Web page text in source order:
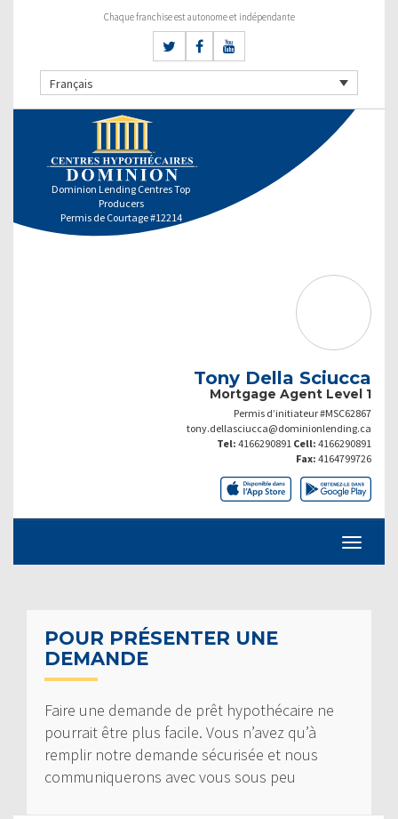
Chaque franchise est autonome et indépendante
Français
Dominion Lending Centres Top
Producers
Permis de Courtage #12214
Tony Della Sciucca
Mortgage Agent Level 1
Permis d’initiateur #MSC62867
tony.dellasciucca@dominionlending.ca
Tel: 4166290891 Cell: 4166290891
Fax: 4164799726
POUR PRÉSENTER UNE
DEMANDE
Faire une demande de prêt hypothécaire ne
pourrait être plus facile. Vous n’avez qu’à
remplir notre demande sécurisée et nous
communiquerons avec vous sous peu